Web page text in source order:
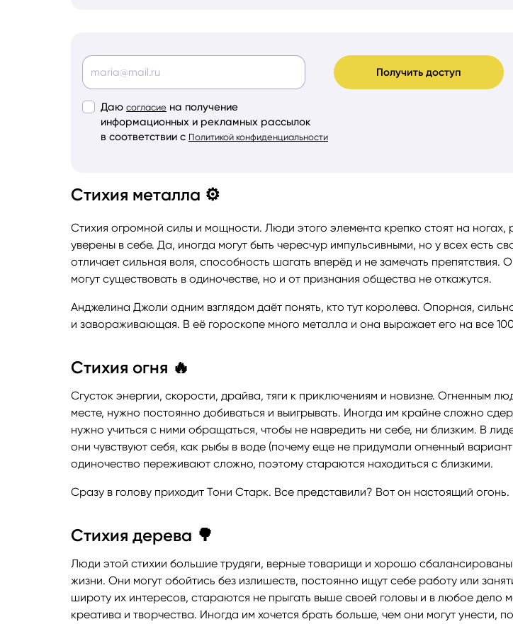
Даю согласие на получение
информационных и рекламных рассылок
в соответствии с Политикой конфиденциальности
Получить доступ
Стихия металла ⚙
Стихия огромной силы и мощности. Люди этого элемента крепко стоят на ногах,
уверены в себе. Да, иногда могут быть чересчур импульсивными, но у всех есть
отличает сильная воля, способность шагать вперёд и не замечать препятствия.
могут существовать в одиночестве, но и от признания общества не откажутся.
Анджелина Джоли одним взглядом даёт понять, кто тут королева. Опорная,
и завораживающая. В её гороскопе много металла и она выражает его на все
Стихия огня 🔥
Сгусток энергии, скорости, драйва, тяги к приключениям и новизне. Огненным
месте, нужно постоянно добиваться и выигрывать. Иногда им крайне сложно
нужно учиться с ними обращаться, чтобы не навредить ни себе, ни близким. В
они чувствуют себя, как рыбы в воде (почему еще не придумали огненный
одиночество переживают сложно, поэтому стараются находиться с близкими.
Сразу в голову приходит Тони Старк. Все представили? Вот он настоящий огонь.
Стихия дерева 🌳
Люди этой стихии большие трудяги, верные товарищи и хорошо
жизни. Они могут обойтись без излишеств, постоянно ищут себе работу или
широту их интересов, стараются не прыгать выше своей головы и в любое дело
креатива и творчества. Иногда им хочется брать больше, чем они могут унести,